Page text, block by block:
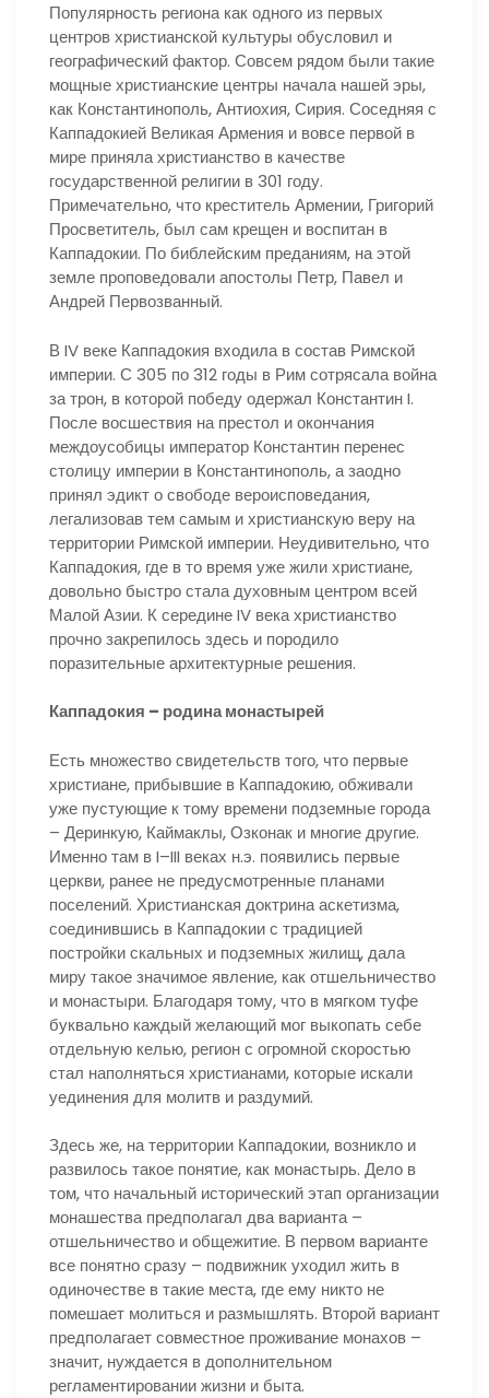
Популярность региона как одного из первых
центров христианской культуры обусловил и
географический фактор. Совсем рядом были такие
мощные христианские центры начала нашей эры,
как Константинополь, Антиохия, Сирия. Соседняя с
Каппадокией Великая Армения и вовсе первой в
мире приняла христианство в качестве
государственной религии в 301 году.
Примечательно, что креститель Армении, Григорий
Просветитель, был сам крещен и воспитан в
Каппадокии. По библейским преданиям, на этой
земле проповедовали апостолы Петр, Павел и
Андрей Первозванный.
В IV веке Каппадокия входила в состав Римской
империи. С 305 по 312 годы в Рим сотрясала война
за трон, в которой победу одержал Константин I.
После восшествия на престол и окончания
междоусобицы император Константин перенес
столицу империи в Константинополь, а заодно
принял эдикт о свободе вероисповедания,
легализовав тем самым и христианскую веру на
территории Римской империи. Неудивительно, что
Каппадокия, где в то время уже жили христиане,
довольно быстро стала духовным центром всей
Малой Азии. К середине IV века христианство
прочно закрепилось здесь и породило
поразительные архитектурные решения.
Каппадокия – родина монастырей
Есть множество свидетельств того, что первые
христиане, прибывшие в Каппадокию, обживали
уже пустующие к тому времени подземные города
– Деринкую, Каймаклы, Озконак и многие другие.
Именно там в I–III веках н.э. появились первые
церкви, ранее не предусмотренные планами
поселений. Христианская доктрина аскетизма,
соединившись в Каппадокии с традицией
постройки скальных и подземных жилищ, дала
миру такое значимое явление, как отшельничество
и монастыри. Благодаря тому, что в мягком туфе
буквально каждый желающий мог выкопать себе
отдельную келью, регион с огромной скоростью
стал наполняться христианами, которые искали
уединения для молитв и раздумий.
Здесь же, на территории Каппадокии, возникло и
развилось такое понятие, как монастырь. Дело в
том, что начальный исторический этап организации
монашества предполагал два варианта –
отшельничество и общежитие. В первом варианте
все понятно сразу – подвижник уходил жить в
одиночестве в такие места, где ему никто не
помешает молиться и размышлять. Второй вариант
предполагает совместное проживание монахов –
значит, нуждается в дополнительном
регламентировании жизни и быта.